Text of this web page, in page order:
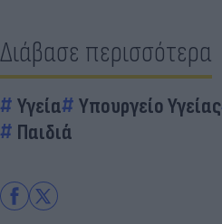
Διάβασε περισσότερα
Υγεία Υπουργείο Υγείας
Παιδιά